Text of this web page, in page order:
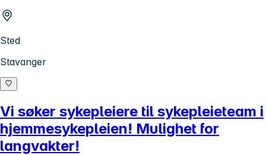
Sted
Stavanger
Vi søker sykepleiere til sykepleieteam i
hjemmesykepleien! Mulighet for
langvakter!